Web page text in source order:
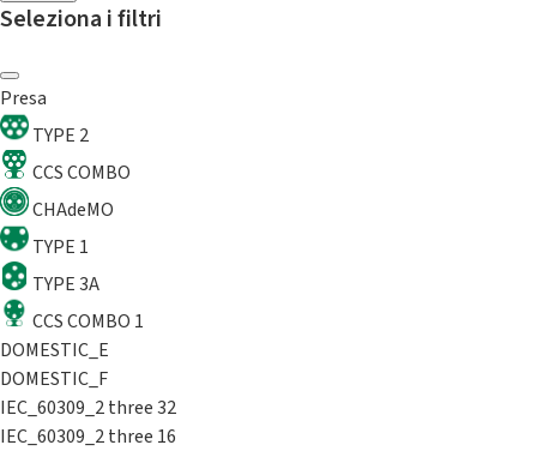
Seleziona i filtri
Presa
TYPE 2
CCS COMBO
CHAdeMO
TYPE 1
TYPE 3A
CCS COMBO 1
DOMESTIC_E
DOMESTIC_F
IEC_60309_2 three 32
IEC_60309_2 three 16